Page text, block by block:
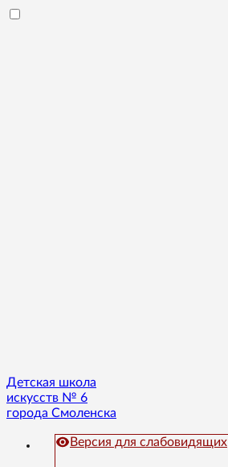
Детская школа
искусств № 6
города Смоленска
Версия для слабовидящих